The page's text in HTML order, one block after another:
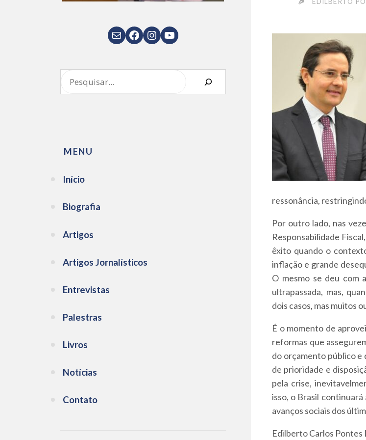
E-mailFacebook
Instagram
Youtube
MENU
Início
Biografia
Artigos
Artigos Jornalísticos
Entrevistas
Palestras
Livros
Notícias
Contato
ressonância,
Por outro lado, nas
Responsabilidade
êxito quando o
inflação e grande
O mesmo se deu com
ultrapassada, mas,
dois casos, mas muitos
É o momento de
reformas que
do orçamento público e
de prioridade e
pela crise,
isso, o Brasil
avanços sociais dos
Edilberto Carlos Pontes